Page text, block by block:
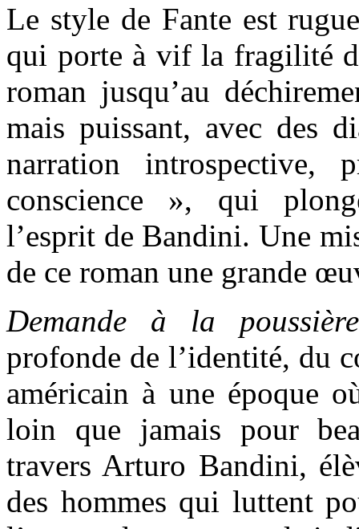
Le style de Fante est
qui porte à vif la fragilité
roman jusqu’au
mais puissant, avec des
narration
conscience », qui
l’esprit de Bandini. Une
de ce roman une grande
Demande à la poussière
profonde de l’identité, du
américain à une époque
loin que jamais pour
travers Arturo Bandini,
des hommes qui luttent